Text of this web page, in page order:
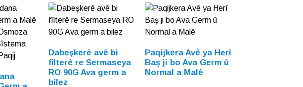
Dabeşkerê avê bi
fîlterê re Sermaseya
RO 90G Ava germ a
bilez
Paqijkera Avê ya Herî
Baş ji bo Ava Germ û
Normal a Malê